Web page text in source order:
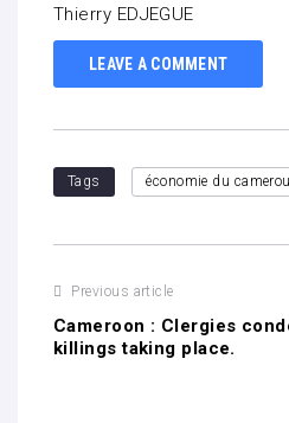
Thierry EDJEGUE
LEAVE A COMMENT
Tags économie du
Previous article
Cameroon : Clergies
killings taking place.